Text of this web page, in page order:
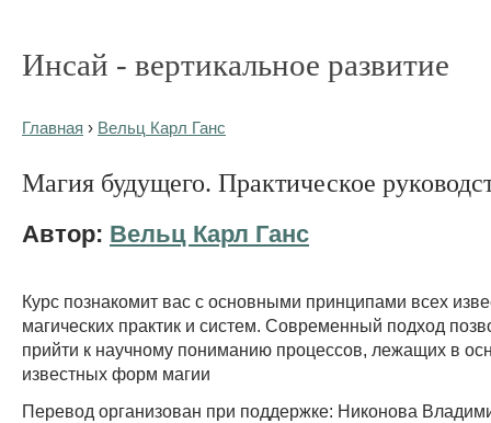
Инсай - вертикальное развитие
Главная › Вельц Карл Ганс
Магия будущего. Практическое
Автор: Вельц Карл Ганс
Курс познакомит вас с основными принципами всех
магических практик и систем. Современный подход
прийти к научному пониманию процессов, лежащих в
известных форм магии
Перевод организован при поддержке: Никонова